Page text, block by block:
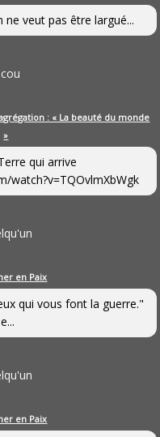
veut pas être largué...
: « La beauté du monde
»
qui arrive
watch?v=TQOvlmXbWgk
en Paix
qui vous font la guerre."
en Paix